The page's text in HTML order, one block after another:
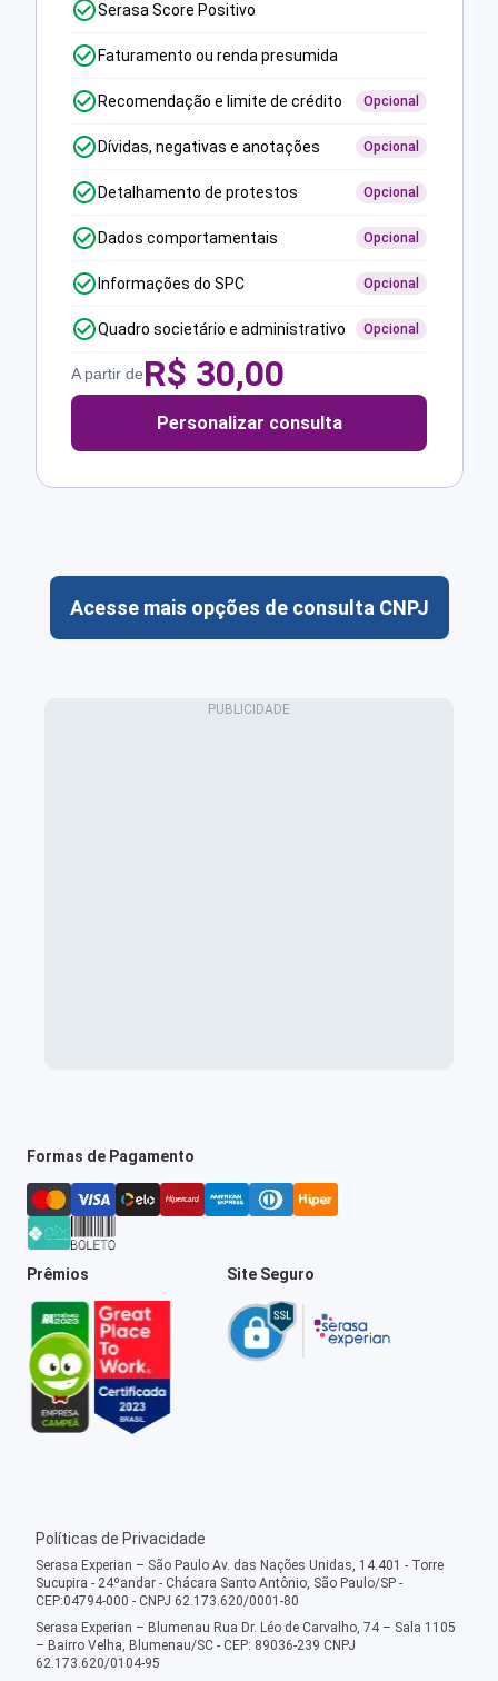
Serasa Score Positivo
Faturamento ou renda presumida
Recomendação e limite de crédito Opcional
Dívidas, negativas e anotações Opcional
Detalhamento de protestos Opcional
Dados comportamentais Opcional
Informações do SPC Opcional
Quadro societário e administrativo Opcional
A partir deR$ 30,00
Personalizar consulta
Acesse mais opções de consulta CNPJ
Formas de Pagamento
Prêmios Site Seguro
Políticas de Privacidade
Serasa Experian – São Paulo Av. das Nações Unidas, 14.401 - Torre
Sucupira - 24ºandar - Chácara Santo Antônio, São Paulo/SP -
CEP:04794-000 - CNPJ 62.173.620/0001-80
Serasa Experian – Blumenau Rua Dr. Léo de Carvalho, 74 – Sala 1105
– Bairro Velha, Blumenau/SC - CEP: 89036-239 CNPJ
62.173.620/0104-95